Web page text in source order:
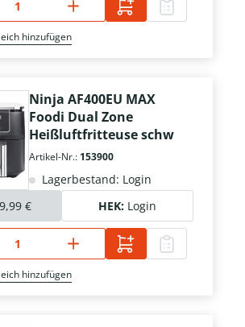
hinzufügen
Ninja AF400EU MAX
Foodi Dual Zone
Heißluftfritteuse schw
Artikel-Nr.: 153900
Lagerbestand: Login
€ HEK: Login
hinzufügen